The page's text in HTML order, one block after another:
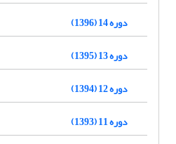
دوره 14 (1396)
دوره 13 (1395)
دوره 12 (1394)
دوره 11 (1393)